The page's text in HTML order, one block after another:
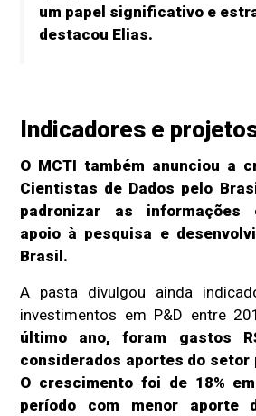
um papel significativo e
destacou Elias.
Indicadores e
O MCTI também anunciou a
Cientistas de Dados pelo
padronizar as informações
apoio à pesquisa e
Brasil.
A pasta divulgou ainda
investimentos em P&D entre
último ano, foram gastos
considerados aportes do setor
O crescimento foi de 18%
período com menor aporte